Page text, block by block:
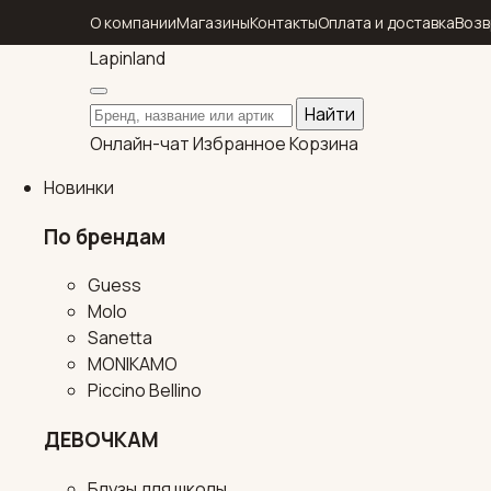
О компанииМагазиныКонтактыОплата и доставка
Lapinland
Поиск по каталогу
Найти
Онлайн-чатИзбранноеКорзина
Новинки
По брендам
Guess
Molo
Sanetta
MONIKAMO
Piccino Bellino
ДЕВОЧКАМ